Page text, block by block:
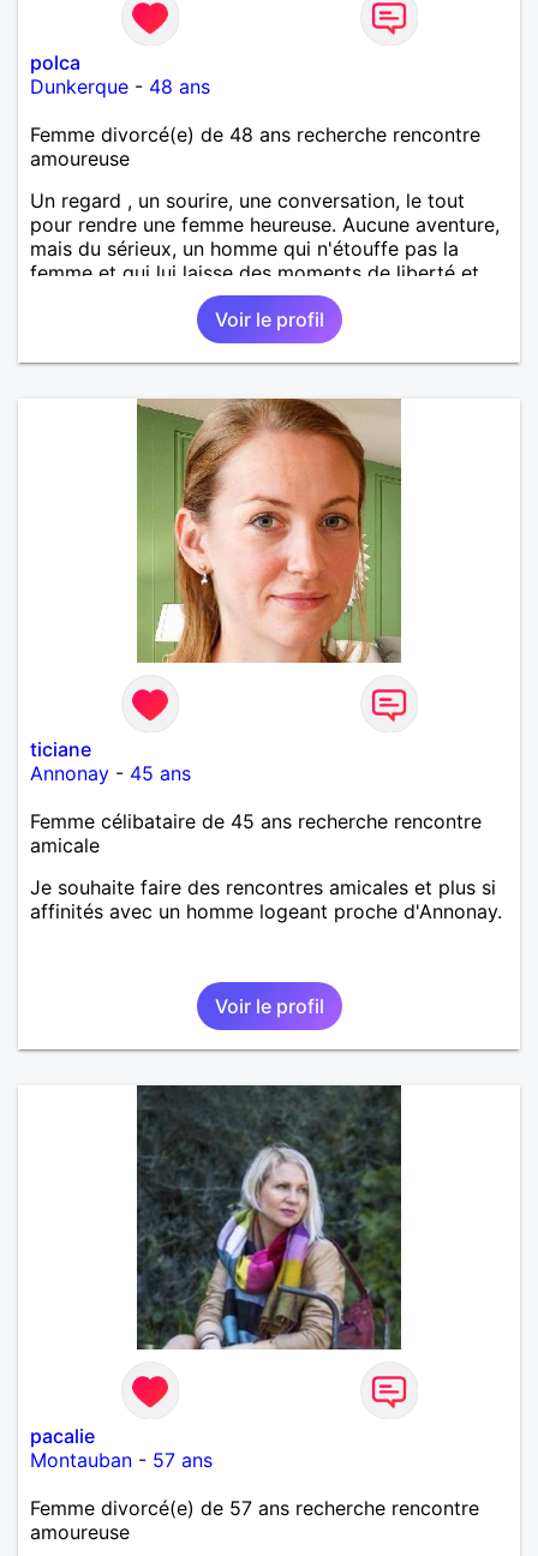
polca
Dunkerque - 48 ans
Femme divorcé(e) de 48 ans recherche rencontre
amoureuse
Un regard , un sourire, une conversation, le tout
pour rendre une femme heureuse. Aucune aventure,
mais du sérieux, un homme qui n'étouffe pas la
femme et qui lui laisse des moments de liberté et
Voir le profil
ticiane
Annonay - 45 ans
Femme célibataire de 45 ans recherche rencontre
amicale
Je souhaite faire des rencontres amicales et plus si
affinités avec un homme logeant proche d'Annonay.
Voir le profil
pacalie
Montauban - 57 ans
Femme divorcé(e) de 57 ans recherche rencontre
amoureuse